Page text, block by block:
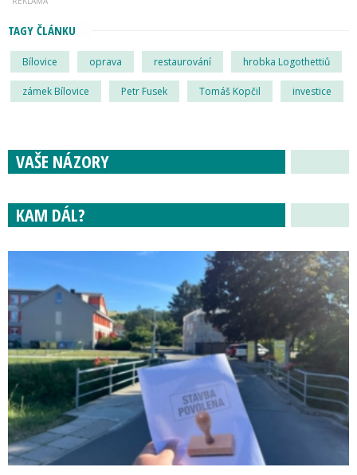
TAGY ČLÁNKU
Bílovice oprava restaurování hrobka Logothettiů
zámek Bílovice Petr Fusek Tomáš Kopčil investice
VAŠE NÁZORY
KAM DÁL?